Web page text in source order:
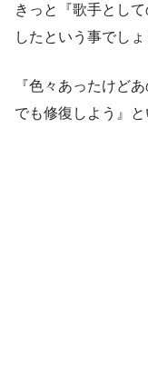
きっと『歌手とし
したという事でしょ
『色々あったけど
でも修復しよう』